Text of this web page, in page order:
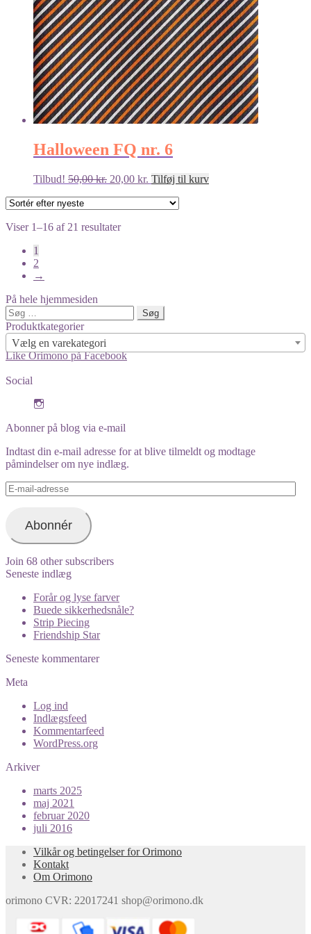
Halloween FQ nr. 6
Tilbud! 50,00kr. Den
50,00 kr..
20,00 kr. Den
Tilføj til kurv
Viser 1–16 af 21 resultaterSorteret
1
2
→
På hele hjemmesiden
Søg
efter:
Produktkategorier
Vælg en varekategori
Like Orimono på Facebook
Social
profile
on
Instagram
Abonner på blog via e-mail
Indtast din e-mail adresse for at blive tilmeldt og modtage
påmindelser om nye indlæg.
E-
mail-
Abonnér
Join 68 other subscribers
Seneste indlæg
Forår og lyse farver
Buede sikkerhedsnåle?
Strip Piecing
Friendship Star
Seneste kommentarer
Meta
Log ind
Indlægsfeed
Kommentarfeed
WordPress.org
Arkiver
marts 2025
maj 2021
februar 2020
juli 2016
Vilkår og betingelser for Orimono
Kontakt
Om Orimono
orimono CVR: 22017241 shop@orimono.dk